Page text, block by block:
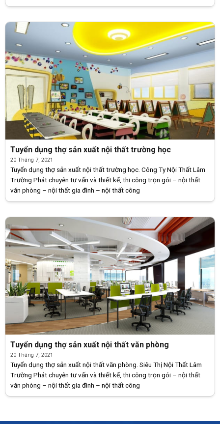
Tuyển dụng thợ sản xuất nội thất trường học
20 Tháng 7, 2021
Tuyển dụng thợ sản xuất nội thất trường học. Công Ty Nội Thất Lâm
Trường Phát chuyên tư vấn và thiết kế, thi công trọn gói – nội thất
văn phòng – nội thất gia đình – nội thất công
Tuyển dụng thợ sản xuất nội thất văn phòng
20 Tháng 7, 2021
Tuyển dụng thợ sản xuất nội thất văn phòng. Siêu Thị Nội Thất Lâm
Trường Phát chuyên tư vấn và thiết kế, thi công trọn gói – nội thất
văn phòng – nội thất gia đình – nội thất công